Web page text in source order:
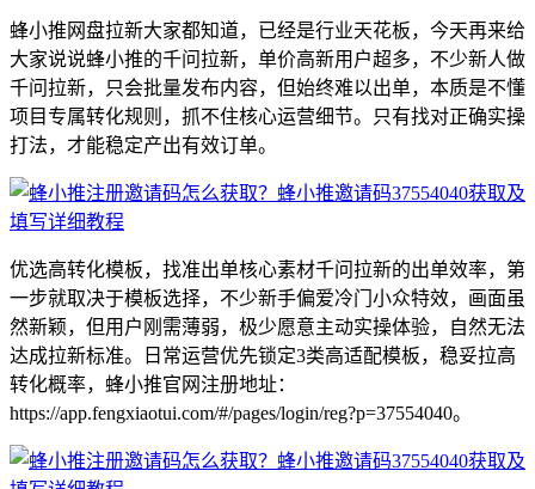
蜂小推网盘拉新大家都知道，已经是行业天花板，今天再来给
大家说说蜂小推的千问拉新，单价高新用户超多，不少新人做
千问拉新，只会批量发布内容，但始终难以出单，本质是不懂
项目专属转化规则，抓不住核心运营细节。只有找对正确实操
打法，才能稳定产出有效订单。
优选高转化模板，找准出单核心素材千问拉新的出单效率，第
一步就取决于模板选择，不少新手偏爱冷门小众特效，画面虽
然新颖，但用户刚需薄弱，极少愿意主动实操体验，自然无法
达成拉新标准。日常运营优先锁定3类高适配模板，稳妥拉高
转化概率，蜂小推官网注册地址：
https://app.fengxiaotui.com/#/pages/login/reg?p=37554040。